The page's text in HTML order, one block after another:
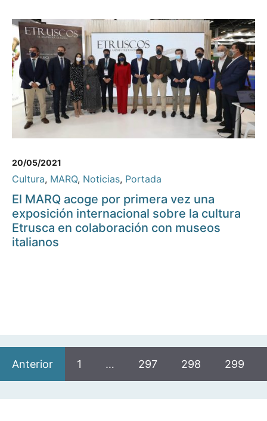
20/05/2021
Cultura, MARQ, Noticias, Portada
El MARQ acoge por primera vez una
exposición internacional sobre la cultura
Etrusca en colaboración con museos
italianos
Anterior 1 … 297 298 299